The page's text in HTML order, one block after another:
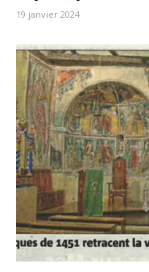
19 janvier 2024